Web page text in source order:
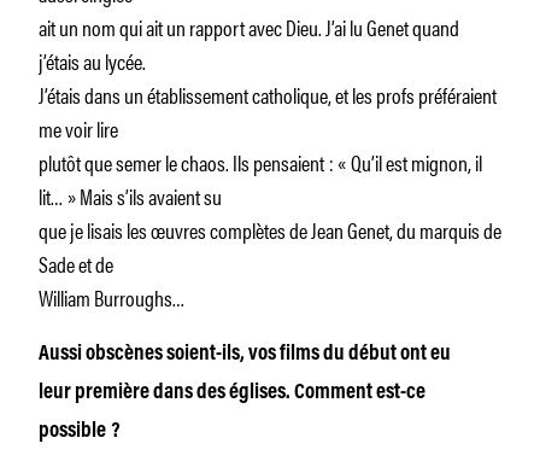
ait un nom qui ait un rapport avec Dieu. J’ai lu Genet quand
j’étais au lycée.
J’étais dans un établissement catholique, et les profs préféraient
me voir lire
plutôt que semer le chaos. Ils pensaient : « Qu’il est mignon, il
lit… » Mais s’ils avaient su
que je lisais les œuvres complètes de Jean Genet, du marquis de
Sade et de
William Burroughs…
Aussi obscènes soient-ils, vos films du début ont eu
leur première dans des églises. Comment est-ce
possible ?